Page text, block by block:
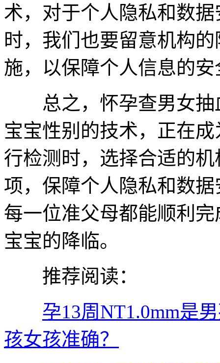
术，对于个人隐私和数
时，我们也要留意机构
施，以保障个人信息的安
总之，怀孕查男女抽
宝宝性别的技术，正在
行检测时，选择合适的
项，保障个人隐私和数
每一位准父母都能顺利
宝宝的降临。
推荐阅读：
孕13周NT1.0mm是
孩女孩准确？